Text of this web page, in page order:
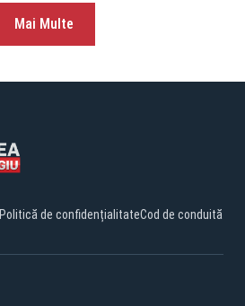
Mai Multe
Politică de confidențialitateCod de conduită